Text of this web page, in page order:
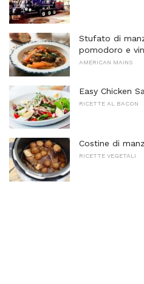
Stufato di
pomodoro e
AMERICAN MAINS
Easy Chicken
RICETTE AL BACON
Costine di
RICETTE VEGETALI